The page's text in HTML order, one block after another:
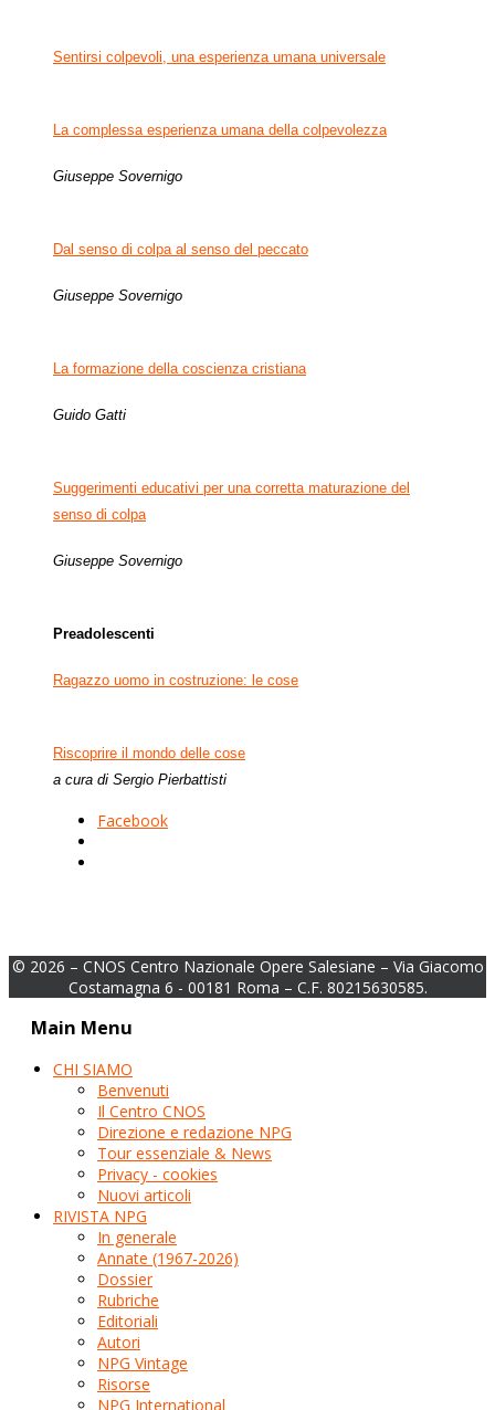
Sentirsi colpevoli, una esperienza umana universale
La complessa esperienza umana della colpevolezza
Giuseppe Sovernigo
Dal senso di colpa al senso del peccato
Giuseppe Sovernigo
La formazione della coscienza cristiana
Guido Gatti
Suggerimenti educativi per una corretta maturazione del
senso di colpa
Giuseppe Sovernigo
Preadolescenti
Ragazzo uomo in costruzione: le cose
Riscoprire il mondo delle cose
a cura di Sergio Pierbattisti
Facebook
© 2026 – CNOS Centro Nazionale Opere Salesiane – Via Giacomo
Costamagna 6 - 00181 Roma – C.F. 80215630585.
Main Menu
CHI SIAMO
Benvenuti
Il Centro CNOS
Direzione e redazione NPG
Tour essenziale & News
Privacy - cookies
Nuovi articoli
RIVISTA NPG
In generale
Annate (1967-2026)
Dossier
Rubriche
Editoriali
Autori
NPG Vintage
Risorse
NPG International